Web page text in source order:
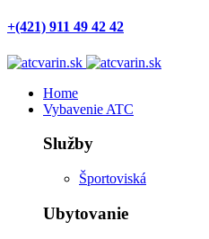
+(421) 911 49 42 42
Home
Vybavenie ATC
Služby
Športoviská
Ubytovanie